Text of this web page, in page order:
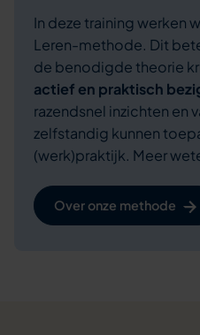
In deze training werken
Leren-methode. Dit
de benodigde theorie
actief en praktisch
razendsnel inzichten en
zelfstandig kunnen
(werk)praktijk. Meer
Over onze methode